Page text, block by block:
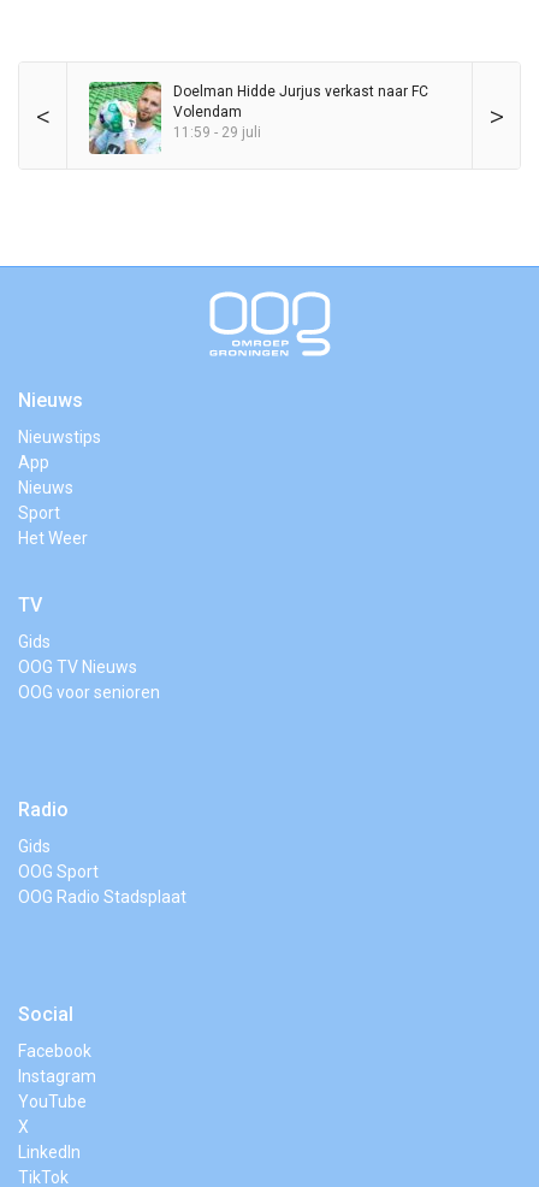
< >
Doelman Hidde Jurjus verkast naar FC
Volendam
11:59 - 29 juli
Nieuws
Nieuwstips
App
Nieuws
Sport
Het Weer
TV
Gids
OOG TV Nieuws
OOG voor senioren
Radio
Gids
OOG Sport
OOG Radio Stadsplaat
Social
Facebook
Instagram
YouTube
X
LinkedIn
TikTok